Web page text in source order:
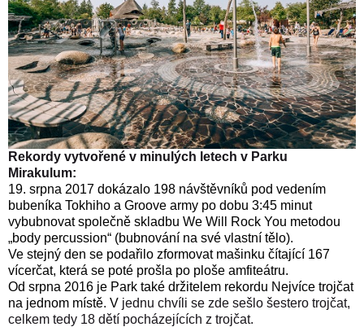
Rekordy vytvořené v minulých letech v Parku
Mirakulum:
19. srpna 2017 dokázalo 198 návštěvníků pod vedením
bubeníka Tokhiho a Groove army po dobu 3:45 minut
vybubnovat společně skladbu We Will Rock You metodou
„body percussion“ (bubnování na své vlastní tělo).
Ve stejný den se podařilo zformovat mašinku čítající 167
vícerčat, která se poté prošla po ploše amfiteátru.
Od srpna 2016 je Park také držitelem rekordu Nejvíce trojčat
na jednom místě. V jednu chvíli se zde sešlo šestero trojčat,
celkem tedy 18 dětí pocházejících z trojčat.